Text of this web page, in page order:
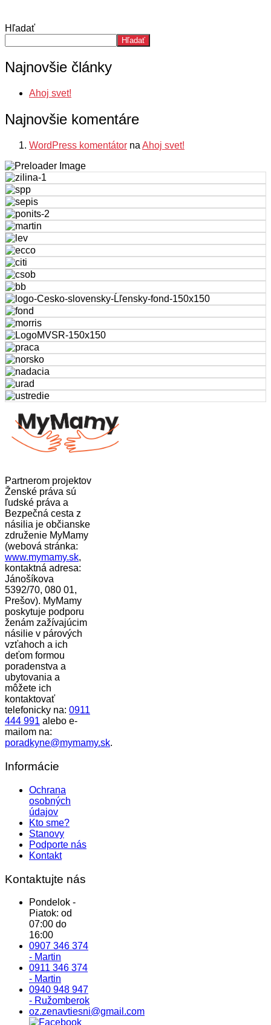
Hľadať
Hľadať
Najnovšie články
Ahoj svet!
Najnovšie komentáre
WordPress komentátor na Ahoj svet!
Partnerom projektov
Ženské práva sú
ľudské práva a
Bezpečná cesta z
násilia je občianske
združenie MyMamy
(webová stránka:
www.mymamy.sk,
kontaktná adresa:
Jánošíkova
5392/70, 080 01,
Prešov). MyMamy
poskytuje podporu
ženám zažívajúcim
násilie v párových
vzťahoch a ich
deťom formou
poradenstva a
ubytovania a
môžete ich
kontaktovať
telefonicky na: 0911
444 991 alebo e-
mailom na:
poradkyne@mymamy.sk.
Informácie
Ochrana
osobných
údajov
Kto sme?
Stanovy
Podporte nás
Kontakt
Kontaktujte nás
Pondelok -
Piatok: od
07:00 do
16:00
0907 346 374
- Martin
0911 346 374
- Martin
0940 948 947
- Ružomberok
oz.zenavtiesni@gmail.com